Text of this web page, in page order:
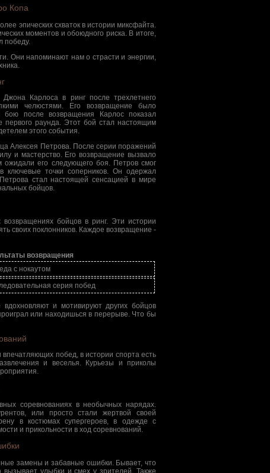
Копа
эпических схваток в истории миксфайта.
моментов и обоюдного риска. В итоге,
победу.
Они напоминают нам о страсти и энергии,
Карлоса в ринг после трехлетнего
челюстями. Его возвращение было
после возвращения Карлос показал
первого раунда. Этот бой стал настоящим
этого события.
Алексея Петрова. После серии поражений
и мастерство. Его возвращение вызвало
его следующего боя. Петров смог
ключевые точки соперников. Он одержал
стал настоящей сенсацией в мире
бойцов.
бойцов в ринг. Эти истории
своих поклонников. Каждое возвращение -
возвращения
с нокаутом
серия побед
и мотивируют других бойцов
или находишься в перерыве. Что бы
побед, в истории спорта есть
и веселья. Курьезы и приколы
соревнованиях в необычных нарядах.
или просто стали жертвой своей
в костюмах супергероев, в одежде с
и прикольности в ход соревнований.
замены и забавные ошибки. Бывает, что
улыбки и смех у зрителей. Также